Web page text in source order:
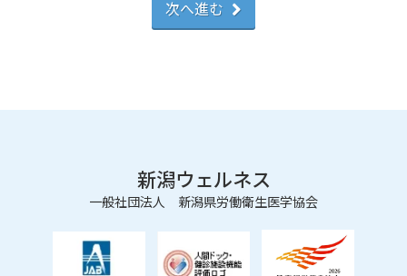
次へ進む
新潟ウェルネス
一般社団法人 新潟県労働衛生医学協会